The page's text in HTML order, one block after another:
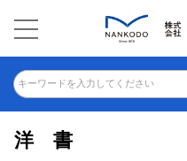
キーワードを入力してください
洋書